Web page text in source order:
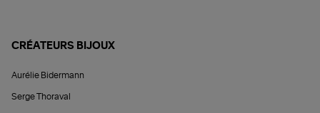
CRÉATEURS BIJOUX
Aurélie Bidermann
Serge Thoraval